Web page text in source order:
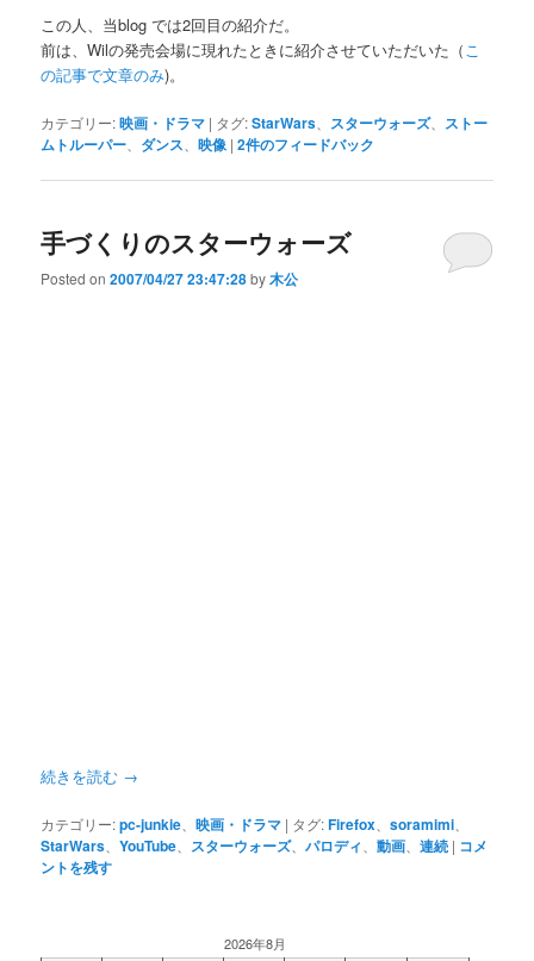
この人、当blog では2回目の紹介だ。
前は、Wilの発売会場に現れたときに紹介させていただいた（ こ
の記事で文章のみ)。
カテゴリー:映画・ドラマ | タグ:StarWars スターウォーズ、 ストー
ムトルーパー
ダンス 、映像 |2件のフィードバック
手づくりのスターウォーズ
Posted on2007/04/27 23:47:28by木公
続きを読む →
カテゴリー:pc-junkie 、映画・ドラマ | タグ:Firefox 、soramimi
StarWars 、YouTube スターウォーズ、パロディ 、動画 、連続 | コメ
ントを残す
2026年8月